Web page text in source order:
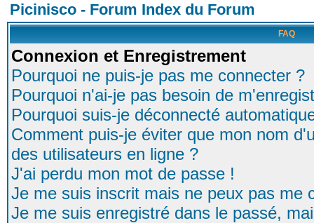
Picinisco - Forum Index du Forum
FAQ
Connexion et Enregistrement
Pourquoi ne puis-je pas me connecter ?
Pourquoi n'ai-je pas besoin de
Pourquoi suis-je déconnecté
Comment puis-je éviter que mon nom
des utilisateurs en ligne ?
J'ai perdu mon mot de passe !
Je me suis inscrit mais ne peux pas me
Je me suis enregistré dans le passé,